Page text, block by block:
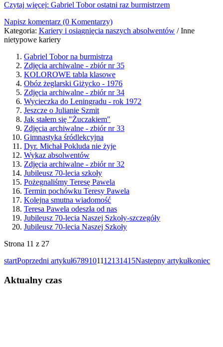
Czytaj więcej: Gabriel Tobor ostatni raz burmistrzem
Napisz komentarz (0 Komentarzy)
Kategoria: Kariery i osiągnięcia naszych absolwentów /Inne
nietypowe kariery
Gabriel Tobor na burmistrza
Zdjęcia archiwalne - zbiór nr 35
KOLOROWE tabla klasowe
Obóz żeglarski Giżycko - 1976
Zdjęcia archiwalne - zbiór nr 34
Wycieczka do Leningradu - rok 1972
Jeszcze o Julianie Szmit
Jak stałem się "Żuczakiem"
Zdjęcia archiwalne - zbiór nr 33
Gimnastyka śródlekcyjna
Dyr. Michał Pokluda nie żyje
Wykaz absolwentów
Zdjęcia archiwalne - zbiór nr 32
Jubileusz 70-lecia szkoły
Pożegnaliśmy Teresę Pawela
Termin pochówku Teresy Pawela
Kolejna smutna wiadomość
Teresa Pawela odeszła od nas
Jubileusz 70-lecia Naszej Szkoły-szczegóły
Jubileusz 70-lecia Naszej Szkoły
Strona 11 z 27
startPoprzedni artykuł6789101112131415Następny artykułkoniec
Aktualny czas